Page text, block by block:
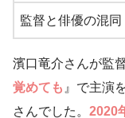
監督と俳優の混同
濱口竜介さんが監
覚めても 』で主演
さんでした。 2020